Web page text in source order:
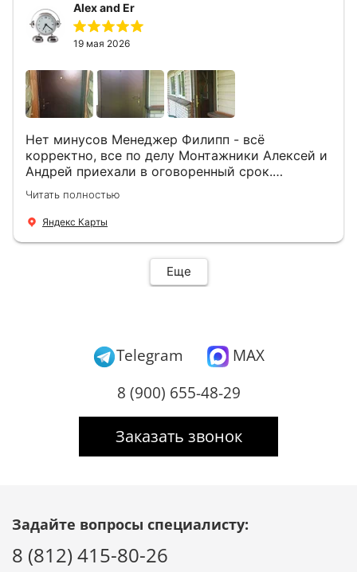
Alex and Er
19 мая 2026
Нет минусов Менеджер Филипп - всё
корректно, все по делу Монтажники Алексей и
Андрей приехали в оговоренный срок.
Демонтировали старую дверь и установили
новую буквально за час Быстро и качественно
+ нормальные цены Всем большое спасибо
Читать полностью
Яндекс Карты
Еще
Telegram
MAX
8 (900) 655-48-29
Заказать звонок
Задайте вопросы специалисту:
8 (812) 415-80-26